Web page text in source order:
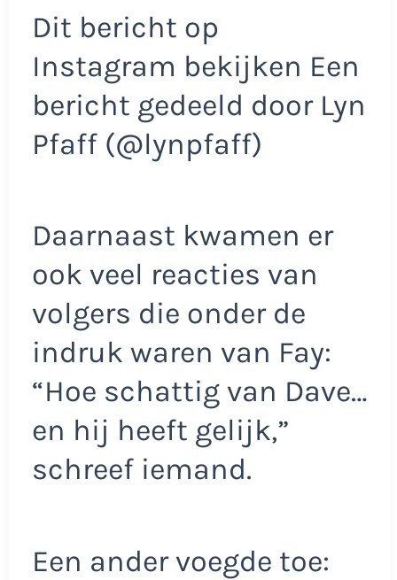
Dit bericht op
Instagram bekijken Een
bericht gedeeld door Lyn
Pfaff (@lynpfaff)
Daarnaast kwamen er
ook veel reacties van
volgers die onder de
indruk waren van Fay:
“Hoe schattig van Dave…
en hij heeft gelijk,”
schreef iemand.
Een ander voegde toe: